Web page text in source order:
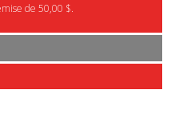
de 50,00 $.